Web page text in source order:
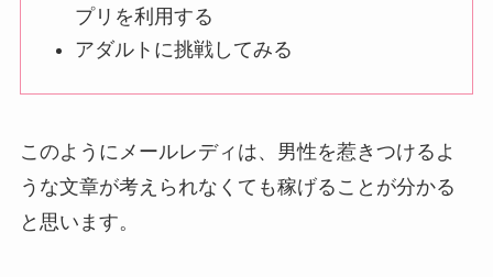
プリを利用する
アダルトに挑戦してみる
このようにメールレディは、男性を惹きつけるよ
うな文章が考えられなくても稼げることが分かる
と思います。